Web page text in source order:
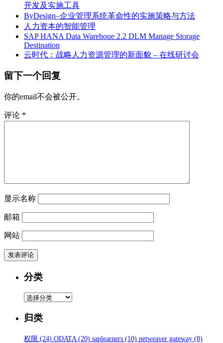
开发及实施工具
ByDesign–企业管理系统革命性的实施策略与方法
人力资本的智能管理
SAP HANA Data Warehoue 2.2 DLM Manage Storage
Destination
云时代：战略人力资源管理的新面貌 – 在线研讨会
留下一个回复
你的email不会被公开。
评论 *
显示名称
邮箱
网站
分类
分
归类
权限 (24) ODATA (20) saplearners (10) netweaver gateway (8)